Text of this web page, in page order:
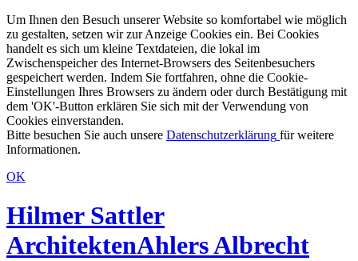
Um Ihnen den Besuch unserer Website so komfortabel wie möglich
zu gestalten, setzen wir zur Anzeige Cookies ein. Bei Cookies
handelt es sich um kleine Textdateien, die lokal im
Zwischenspeicher des Internet-Browsers des Seitenbesuchers
gespeichert werden. Indem Sie fortfahren, ohne die Cookie-
Einstellungen Ihres Browsers zu ändern oder durch Bestätigung mit
dem 'OK'-Button erklären Sie sich mit der Verwendung von
Cookies einverstanden.
Bitte besuchen Sie auch unsere Datenschutzerklärung für weitere
Informationen.
OK
Hilmer Sattler
ArchitektenAhlers Albrecht